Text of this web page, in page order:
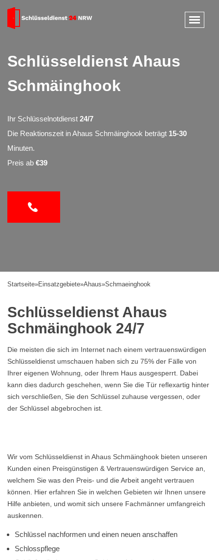
Schlüsseldienst Ahaus
Schmäinghook
Ihr Schlüsselnotdienst 24/7
Die Reaktionszeit in Ahaus Schmäinghook beträgt 15-30
Minuten.
Preis ab €39
Startseite»Einsatzgebiete»Ahaus»Schmaeinghook
Schlüsseldienst Ahaus
Schmäinghook 24/7
Die meisten die sich im Internet nach einem vertrauenswürdigen
Schlüsseldienst umschauen haben sich zu 75% der Fälle von
Ihrer eigenen Wohnung, oder Ihrem Haus ausgesperrt. Dabei
kann dies dadurch geschehen, wenn Sie die Tür reflexartig hinter
sich verschließen, Sie den Schlüssel zuhause vergessen, oder
der Schlüssel abgebrochen ist.
Wir vom Schlüsseldienst in Ahaus Schmäinghook bieten unseren
Kunden einen Preisgünstigen & Vertrauenswürdigen Service an,
welchem Sie was den Preis- und die Arbeit angeht vertrauen
können. Hier erfahren Sie in welchen Gebieten wir Ihnen unsere
Hilfe anbieten, und womit sich unsere Fachmänner umfangreich
auskennen.
Schlüssel nachformen und einen neuen anschaffen
Schlosspflege